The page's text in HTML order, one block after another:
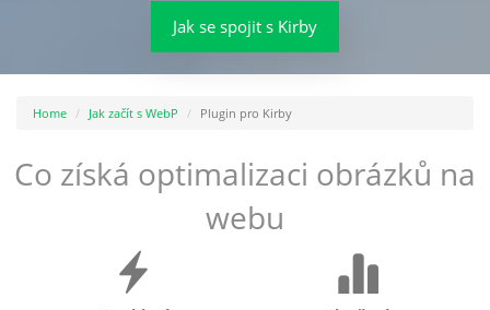
Jak se spojit s Kirby
Home Jak začít s WebP Plugin pro Kirby
Co získá optimalizaci obrázků na
webu